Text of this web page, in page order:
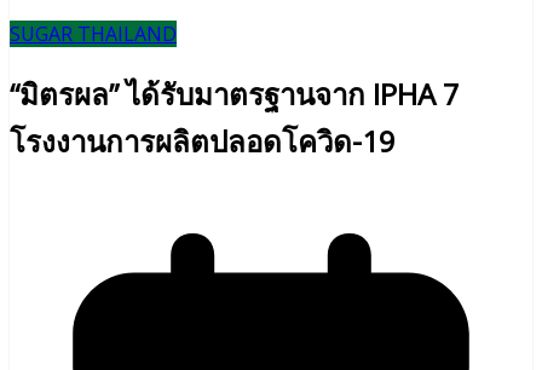
SUGAR THAILAND
“มิตรผล” ได้รับมาตรฐานจาก IPHA 7
โรงงานการผลิตปลอดโควิด-19